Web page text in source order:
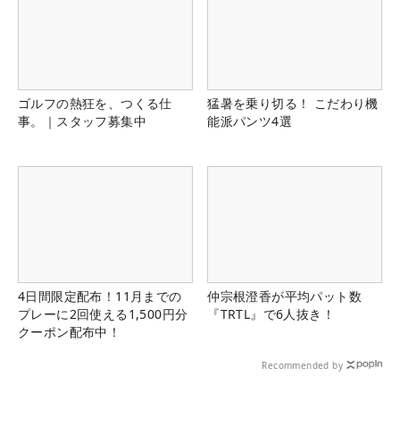
ゴルフの熱狂を、つくる仕
事。｜スタッフ募集中
猛暑を乗り切る！ こだわり機
能派パンツ4選
4日間限定配布！11月までの
プレーに2回使える1,500円分
クーポン配布中！
仲宗根澄香が平均パット数
『TRTL』で6人抜き！
Recommended by